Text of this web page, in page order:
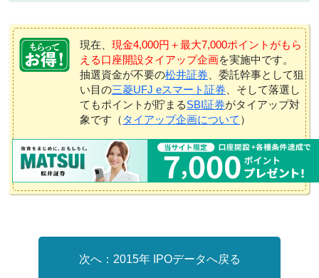
現在、 現金4,000円＋最大7,000ポイントがもら
える口座開設タイアップ企画を実施中です。
抽選資金が不要の松井証券 、委託幹事として狙
い目の三菱UFJ eスマート証券 、そして落選し
てもポイントが貯まるSBI証券がタイアップ対
象です（ タイアップ企画について ）
2015年 IPOデータへ戻る